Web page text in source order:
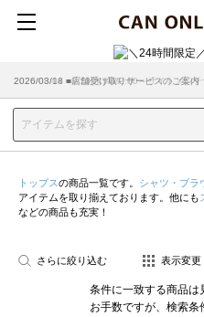
2026/08/04 ■8/13(木)AM2:00～サイトメンテ
2026/03/18 ■店舗受け取りサービスのご案内
トップスの商品一覧です。 シャツ・ブラ
アイテムを取り揃えております。他にも
などの商品も充実！
さらに絞り込む 表示変更
条件に一致する商品は
お手数ですが、検索条